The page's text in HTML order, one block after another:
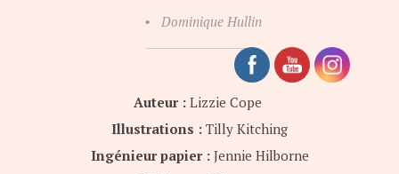
• Dominique Hullin
Auteur : Lizzie Cope
Illustrations : Tilly Kitching
Ingénieur papier :Jennie Hilborne